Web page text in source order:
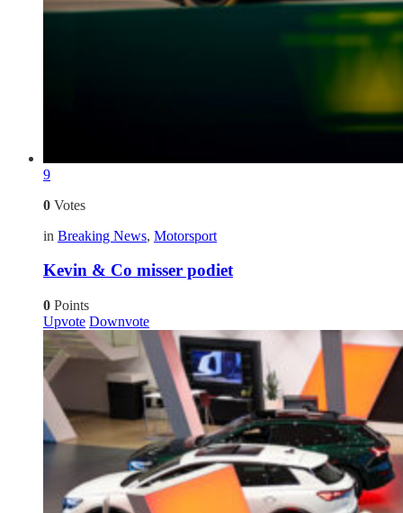
9
0 Votes
in Breaking News, Motorsport
Kevin & Co misser podiet
0 Points
Upvote Downvote